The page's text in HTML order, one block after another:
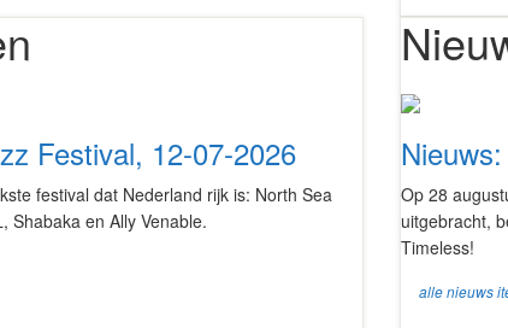
Festival, 12-07-2026
festival dat Nederland rijk is: North Sea
Shabaka en Ally Venable.
Op 28
uitgebracht,
Timeless!
alle nieuws